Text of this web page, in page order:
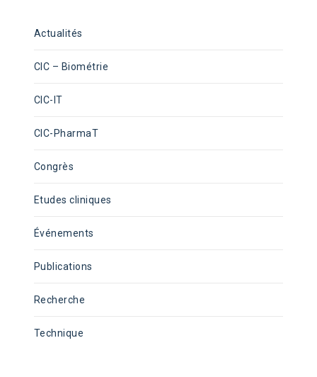
Actualités
CIC – Biométrie
CIC-IT
CIC-PharmaT
Congrès
Etudes cliniques
Événements
Publications
Recherche
Technique